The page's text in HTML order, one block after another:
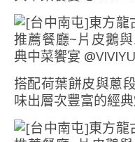
搭配荷葉餅皮與蔥
味出層次豐富的經